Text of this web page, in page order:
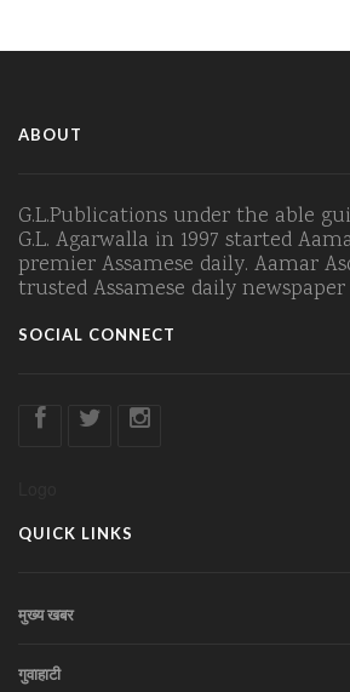
ABOUT
G.L.Publications under the able
G.L. Agarwalla in 1997 started
premier Assamese daily. Aamar
trusted Assamese daily newspaper
SOCIAL CONNECT
QUICK LINKS
मुख्य खबर
गुवाहाटी